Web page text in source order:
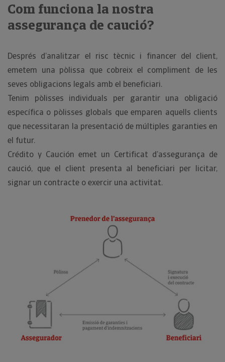
Com funciona la nostra
assegurança de caució?
Després d’analitzar el risc tècnic i financer del client,
emetem una pòlissa que cobreix el compliment de les
seves obligacions legals amb el beneficiari.
Tenim pòlisses individuals per garantir una obligació
específica o pòlisses globals que emparen aquells clients
que necessitaran la presentació de múltiples garanties en
el futur.
Crédito y Caución emet un Certificat d’assegurança de
caució, que el client presenta al beneficiari per licitar,
signar un contracte o exercir una activitat.